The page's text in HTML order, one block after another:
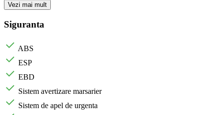
Vezi mai mult
Siguranta
ABS
ESP
EBD
Sistem avertizare marsarier
Sistem de apel de urgenta